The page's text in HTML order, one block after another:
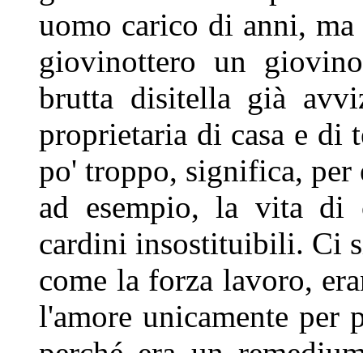
uomo carico di anni,
giovinottero un
brutta disitella già
proprietaria di casa e di
po' troppo, significa, per
ad esempio, la vita di
cardini insostituibili. Ci
come la forza lavoro,
l'amore unicamente per